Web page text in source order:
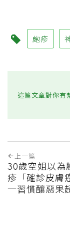
皰疹
這篇文章對你有
上一篇
30歲空姐以為
疹「確診皮膚
一習慣釀惡果